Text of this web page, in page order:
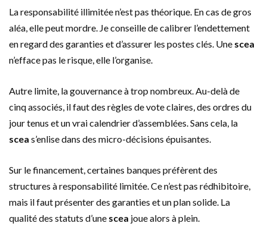
La responsabilité illimitée n’est pas théorique. En cas de gros
aléa, elle peut mordre. Je conseille de calibrer l’endettement
en regard des garanties et d’assurer les postes clés. Une scea
n’efface pas le risque, elle l’organise.
Autre limite, la gouvernance à trop nombreux. Au-delà de
cinq associés, il faut des règles de vote claires, des ordres du
jour tenus et un vrai calendrier d’assemblées. Sans cela, la
scea s’enlise dans des micro-décisions épuisantes.
Sur le financement, certaines banques préfèrent des
structures à responsabilité limitée. Ce n’est pas rédhibitoire,
mais il faut présenter des garanties et un plan solide. La
qualité des statuts d’une scea joue alors à plein.